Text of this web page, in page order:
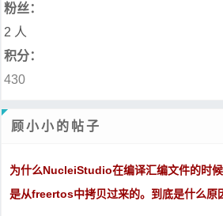
粉丝：
2 人
积分：
430
顾小小的帖子
为什么NucleiStudio在编译汇编文件的时
是从freertos中拷贝过来的。到底是什么原